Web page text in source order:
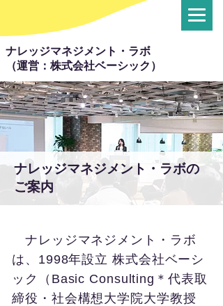
ナレッジマネジメント・ラボ
（運営：株式会社ベーシック）
ナレッジマネジメント・ラボの
ご案内
ナレッジマネジメント・ラボ
は、1998年設立 株式会社ベーシ
ック（Basic Consulting＊代表取
締役・社会構想大学院大学教授